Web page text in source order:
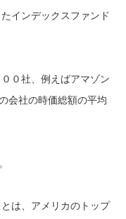
インデックスファンド
０社、例えばアマゾン
会社の時価総額の平均
は、アメリカのトップ